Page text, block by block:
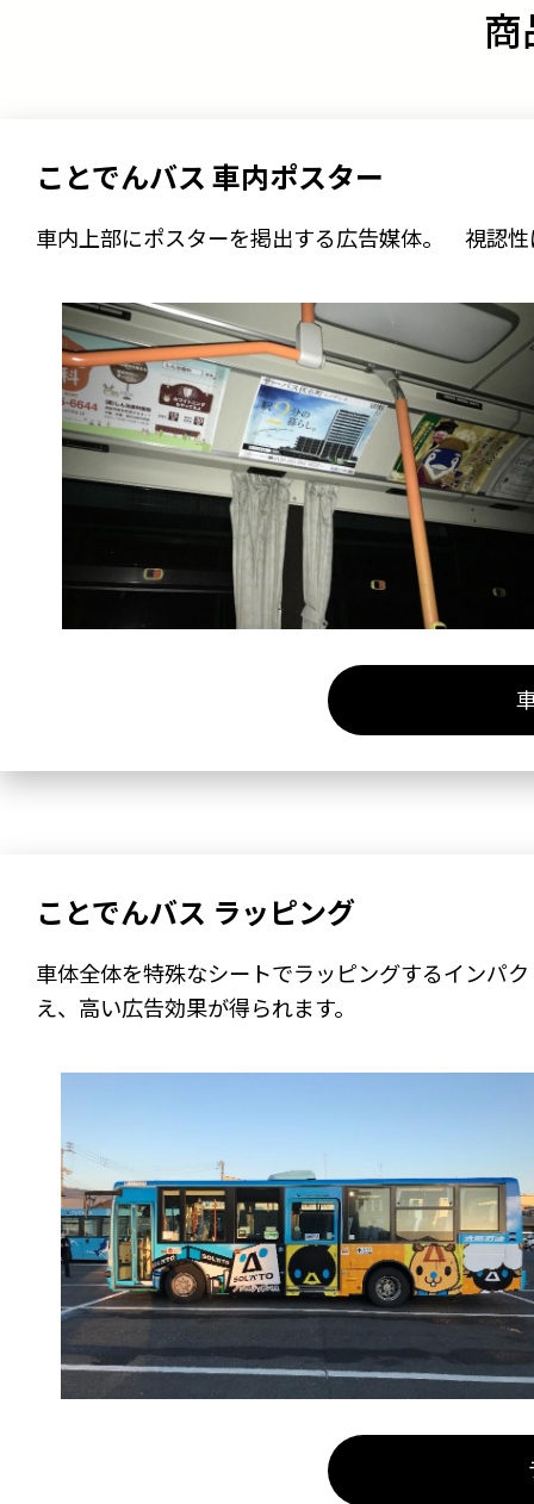
商
ことでんバス 車内ポスター
車内上部にポスターを掲出する広告媒体。 視認
ことでんバス ラッピング
車体全体を特殊なシートでラッピングするインパ
え、高い広告効果が得られます。